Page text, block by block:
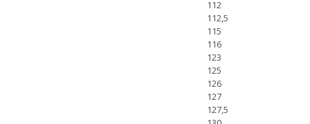
112
112,5
115
116
123
125
126
127
127,5